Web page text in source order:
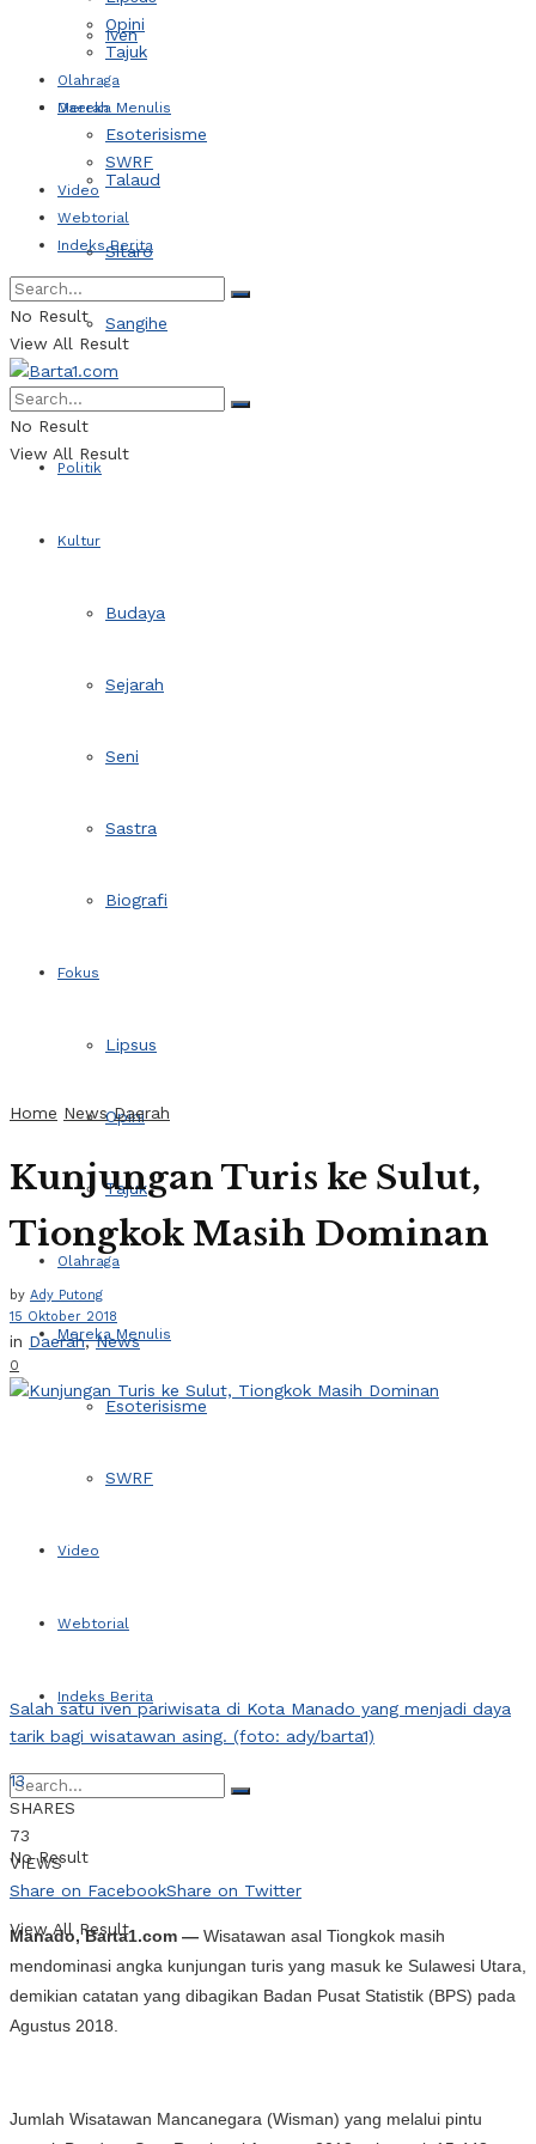
Iven
Daerah
Talaud
Sitaro
Sangihe
Politik
Kultur
Budaya
Sejarah
Seni
Sastra
Biografi
Fokus
Lipsus
Opini
Tajuk
Olahraga
Mereka Menulis
Esoterisisme
SWRF
Video
Webtorial
Indeks Berita
No Result
View All Result
Opini
Tajuk
Olahraga
Mereka Menulis
Esoterisisme
SWRF
Video
Webtorial
Indeks Berita
No Result
View All Result
No Result
View All Result
Home News Daerah
Kunjungan Turis ke Sulut,
Tiongkok Masih Dominan
by Ady Putong
15 Oktober 2018
in Daerah,News
0
Salah satu iven pariwisata di Kota Manado yang menjadi daya
tarik bagi wisatawan asing. (foto: ady/barta1)
13
SHARES
73
VIEWS
Share on FacebookShare on Twitter
Manado, Barta1.com — Wisatawan asal Tiongkok masih
mendominasi angka kunjungan turis yang masuk ke Sulawesi Utara,
demikian catatan yang dibagikan Badan Pusat Statistik (BPS) pada
Agustus 2018.
Jumlah Wisatawan Mancanegara (Wisman) yang melalui pintu